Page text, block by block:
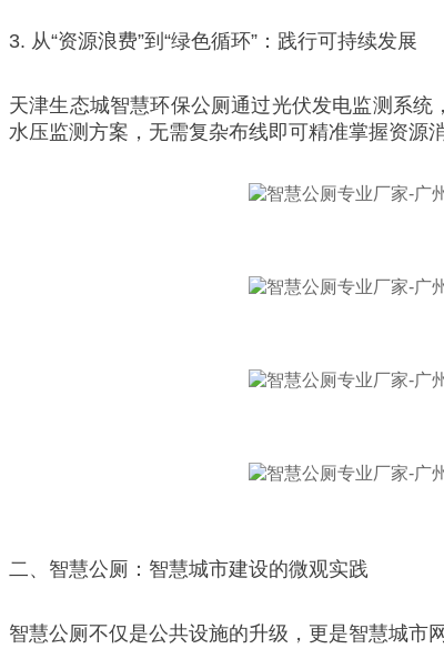
3. 从“资源浪费”到“绿色循环”：践行可持续发展
天津生态城智慧环保公厕通过光伏发电监测系
水压监测方案，无需复杂布线即可精准掌握资源
二、智慧公厕：智慧城市建设的微观实践
智慧公厕不仅是公共设施的升级，更是智慧城市